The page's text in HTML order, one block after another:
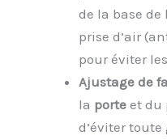
de la base de
prise d’air
pour éviter
Ajustage de
la porte et du
d’éviter